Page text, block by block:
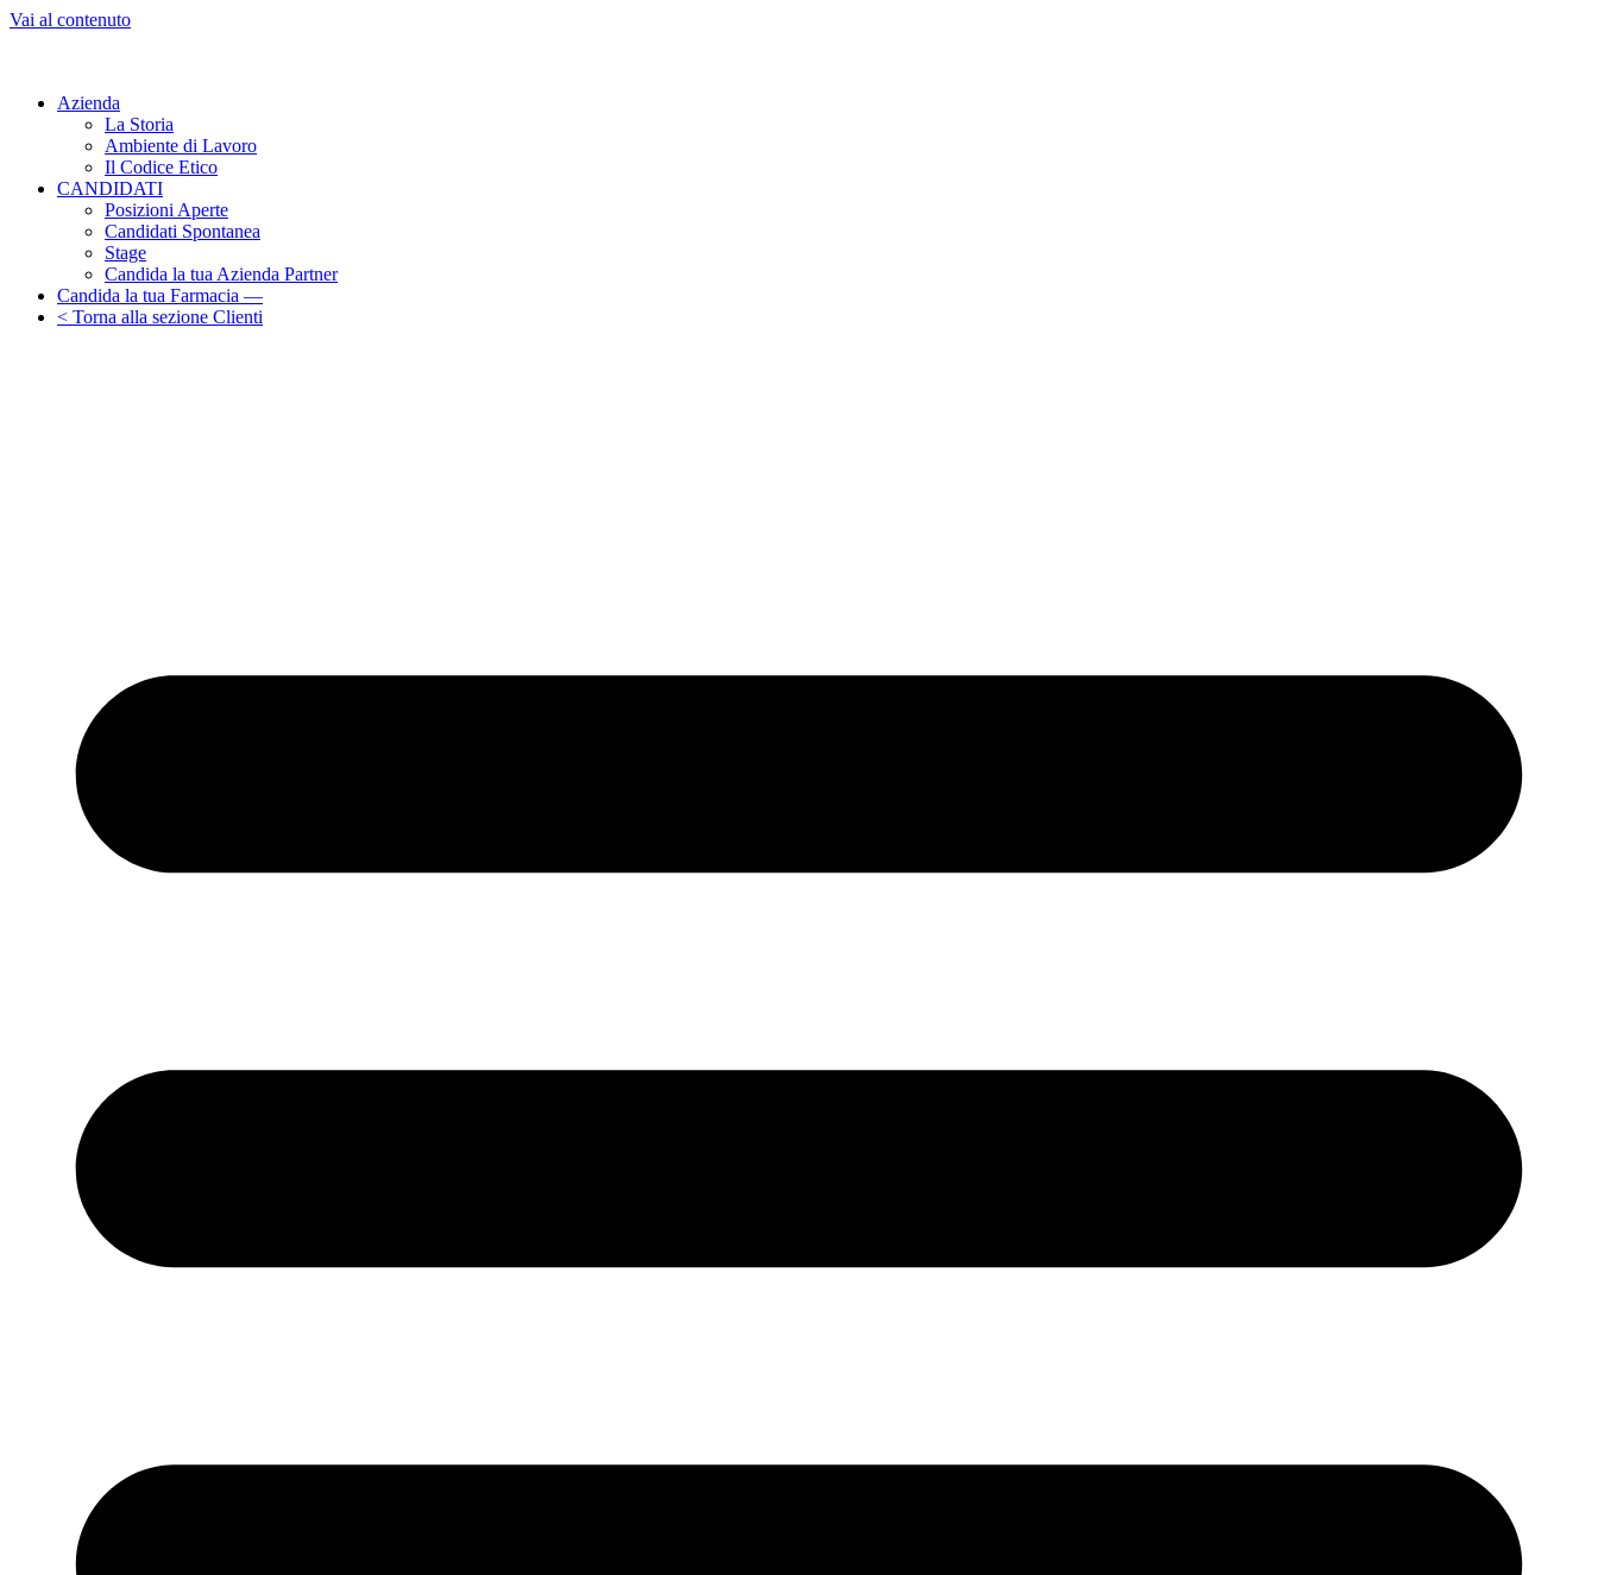
Vai al contenuto
Azienda
La Storia
Ambiente di Lavoro
Il Codice Etico
CANDIDATI
Posizioni Aperte
Candidati Spontanea
Stage
Candida la tua Azienda Partner
Candida la tua Farmacia —
< Torna alla sezione Clienti